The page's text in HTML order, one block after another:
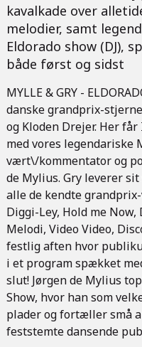
kavalkade over
melodier, samt
Eldorado show (DJ),
både først og sidst
MYLLE & GRY -
danske grandprix-
og Kloden Drejer. Her
med vores legendariske
vært\/kommentator og
de Mylius. Gry leverer
alle de kendte
Diggi-Ley, Hold me
Melodi, Video Video,
festlig aften hvor
i et program spækket
slut! Jørgen de Mylius
Show, hvor han som
plader og fortæller små
feststemte dansende